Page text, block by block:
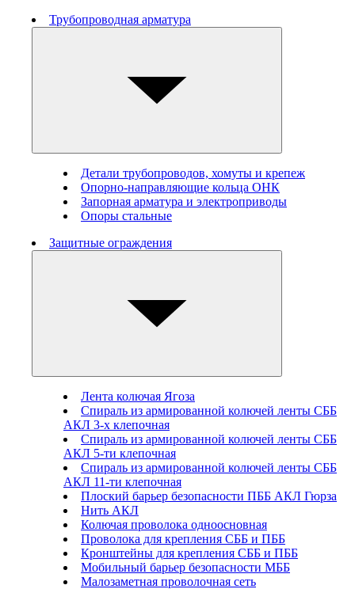
Трубопроводная арматура
Детали трубопроводов, хомуты и крепеж
Опорно-направляющие кольца ОНК
Запорная арматура и электроприводы
Опоры стальные
Защитные ограждения
Лента колючая Ягоза
Спираль из армированной колючей ленты СББ
АКЛ 3-х клепочная
Спираль из армированной колючей ленты СББ
АКЛ 5-ти клепочная
Спираль из армированной колючей ленты СББ
АКЛ 11-ти клепочная
Плоский барьер безопасности ПББ АКЛ Гюрза
Нить АКЛ
Колючая проволока одноосновная
Проволока для крепления СББ и ПББ
Кронштейны для крепления СББ и ПББ
Мобильный барьер безопасности МББ
Малозаметная проволочная сеть